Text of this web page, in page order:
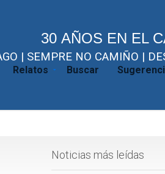
30 AÑOS EN EL
| SEMPRE NO CAMIÑO |
Relatos Buscar
Noticias más leídas